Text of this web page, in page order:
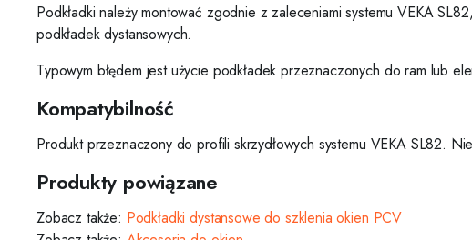
Podkładki należy montować zgodnie z zaleceniami systemu VEKA
podkładek dystansowych.
Typowym błędem jest użycie podkładek przeznaczonych do ram lub
Kompatybilność
Produkt przeznaczony do profili skrzydłowych systemu VEKA SL82.
Produkty powiązane
Zobacz także: Podkładki dystansowe do szklenia okien PCV